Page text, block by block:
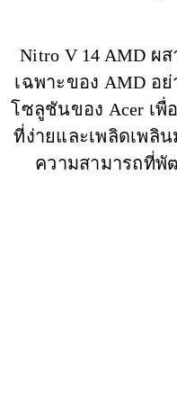
Nitro V 14 AMD ผ
เฉพาะของ AMD อ
โซลูชันของ Acer เ
ที่ง่ายและเพลิดเพลิ
ความสามารถที่พั